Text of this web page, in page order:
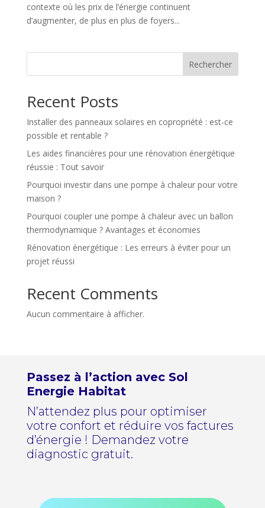
contexte où les prix de l’énergie continuent
d’augmenter, de plus en plus de foyers...
Rechercher
Recent Posts
Installer des panneaux solaires en copropriété : est-ce
possible et rentable ?
Les aides financières pour une rénovation énergétique
réussie : Tout savoir
Pourquoi investir dans une pompe à chaleur pour votre
maison ?
Pourquoi coupler une pompe à chaleur avec un ballon
thermodynamique ? Avantages et économies
Rénovation énergétique : Les erreurs à éviter pour un
projet réussi
Recent Comments
Aucun commentaire à afficher.
Passez à l’action avec Sol
Energie Habitat
N’attendez plus pour optimiser
votre confort et réduire vos factures
d’énergie ! Demandez votre
diagnostic gratuit.